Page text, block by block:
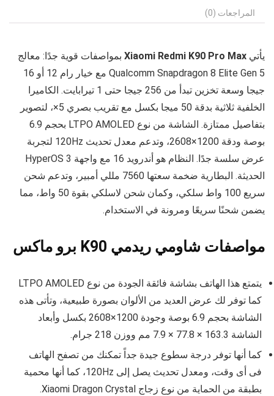
المراجعات (0)
يأتي Xiaomi Redmi K90 Pro Max بمواصفات قوية جدًا: معالج
Qualcomm Snapdragon 8 Elite Gen 5 مع خيار رام 12 أو 16
جيجا وسعة تخزين تبدأ من 256 جيجا حتى 1 تيرابايت. الكاميرا
الخلفية ثلاثية بدقة 50 ميجا بكسل مع تقريب بصري 5×، لتصوير
بتفاصيل ممتازة. الشاشة من نوع LTPO AMOLED بحجم 6.9
بوصة ودقة 1200×2608، وتدعم معدل تحديث 120Hz لتجربة
عرض سلسة جدًا. النظام هو أندرويد 16 مع واجهة HyperOS 3
الحديثة. البطارية ضخمة سعتها 7560 مللي أمبير، وتدعم شحن
سريع 100 واط سلكي، وكمان شحن لاسلكي بقوة 50 واط، مما
يضمن شحنًا سريعًا ومرونة في الاستخدام.
مواصفات شاومي ريدمي K90 برو ماكس
يتمتع هذا الهاتف بشاشة فائقة الجودة من نوع LTPO AMOLED
كما توفر لك عرض العديد من الألوان بصورة طبيعية، وتأتى هذه
الشاشة بحجم 6.9 بوصة وجودة 1200×2608 بكسل وأبعاد
الشاشة 163.3 × 77.8 × 7.9 مم ووزن 218 جرام.
كما أنها توفر درجة سطوع جيدة جداً تمكنك من تصفح الهاتف
فى أى وقت، ومعدل تحديث يصل إلى 120Hz، كما أنها محمية
بطبقة من الحماية من نوع زجاج Xiaomi Dragon Crystal.